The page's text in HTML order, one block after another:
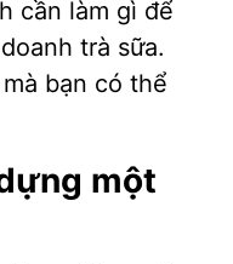
cần làm gì để
trà sữa.
bạn có thể
một